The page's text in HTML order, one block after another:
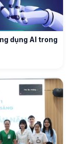
dụng AI trong